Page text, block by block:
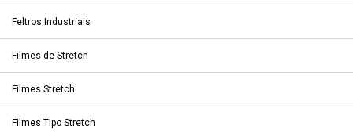
Feltros Industriais
Filmes de Stretch
Filmes Stretch
Filmes Tipo Stretch